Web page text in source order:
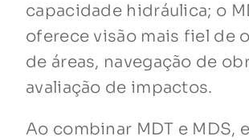
capacidade hidráulica; o
oferece visão mais fiel de
de áreas, navegação de
avaliação de impactos.
Ao combinar MDT e MDS,